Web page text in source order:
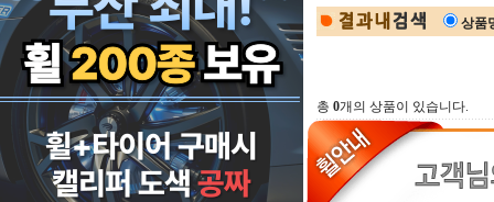
상품
총 0개의 상품이 있습니다.